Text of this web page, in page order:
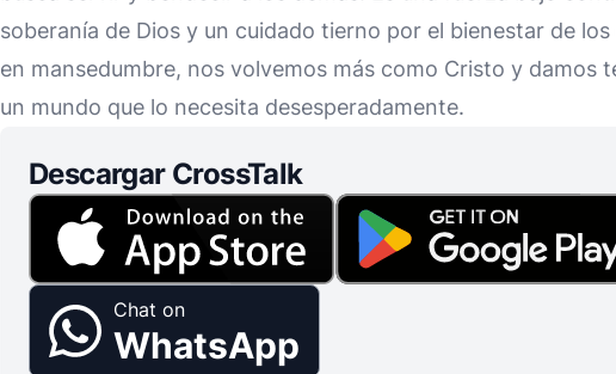
soberanía de Dios y un cuidado tierno por el bienestar de
en mansedumbre, nos volvemos más como Cristo y damos
un mundo que lo necesita desesperadamente.
Descargar CrossTalk
Chat on
WhatsApp